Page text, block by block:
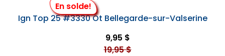
En solde!
Ign Top 25 #3330 Ot Bellegarde-sur-Valserine
9,95 $
19,95 $